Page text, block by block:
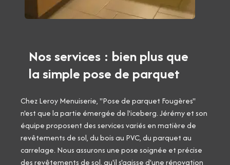
Nos services : bien plus que
la simple pose de parquet
Chez Leroy Menuiserie, "Pose de parquet Fougères"
n'est que la partie émergée de l'iceberg. Jérémy et son
équipe proposent des services variés en matière de
revêtements de sol, du bois au PVC, du parquet au
carrelage. Nous assurons une pose soignée et précise
des revêtements de sol, qu'il s'agisse d'une rénovation